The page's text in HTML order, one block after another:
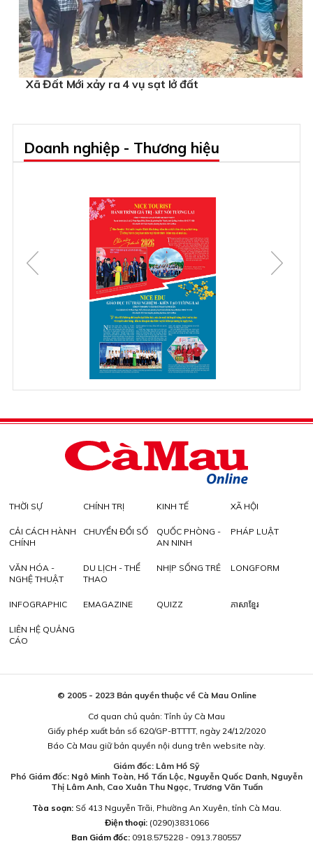
Xã Đất Mới xảy ra 4 vụ sạt lở đất
Doanh nghiệp - Thương hiệu
THỜI SỰ CHÍNH TRỊ KINH TẾ XÃ HỘI
CẢI CÁCH HÀNH
CHÍNH
CHUYỂN ĐỔI SỐ
QUỐC PHÒNG -
AN NINH
PHÁP LUẬT
VĂN HÓA -
NGHỆ THUẬT
DU LỊCH - THỂ
THAO
NHỊP SỐNG TRẺ LONGFORM
INFOGRAPHIC EMAGAZINE QUIZZ ភាសាខ្មែរ
LIÊN HỆ QUẢNG
CÁO
© 2005 - 2023 Bản quyền thuộc về Cà Mau Online
Cơ quan chủ quản: Tỉnh ủy Cà Mau
Giấy phép xuất bản số 620/GP-BTTTT, ngày 24/12/2020
Báo Cà Mau giữ bản quyền nội dung trên website này.
Giám đốc: Lâm Hồ Sỹ
Phó Giám đốc: Ngô Minh Toàn, Hồ Tấn Lộc, Nguyễn Quốc Danh, Nguyễn
Thị Lâm Anh, Cao Xuân Thu Ngọc, Trương Văn Tuấn
Tòa soạn:Số 413 Nguyễn Trãi, Phường An Xuyên, tỉnh Cà Mau.
Điện thoại: (0290)3831066
Ban Giám đốc: 0918.575228 - 0913.780557